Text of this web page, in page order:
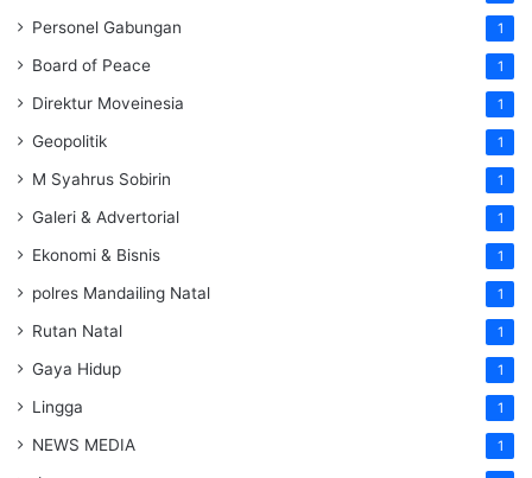
Personel Gabungan 1
Board of Peace 1
Direktur Moveinesia 1
Geopolitik 1
M Syahrus Sobirin 1
Galeri & Advertorial 1
Ekonomi & Bisnis 1
polres Mandailing Natal 1
Rutan Natal 1
Gaya Hidup 1
Lingga 1
NEWS MEDIA 1